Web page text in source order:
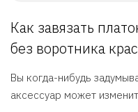
Как завязать
без воротника
Вы когда-нибудь
аксессуар может